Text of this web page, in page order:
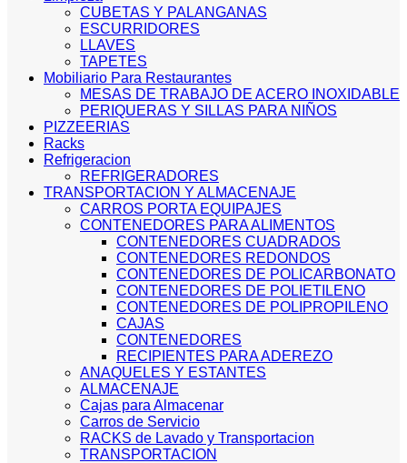
CUBETAS Y PALANGANAS
ESCURRIDORES
LLAVES
TAPETES
Mobiliario Para Restaurantes
MESAS DE TRABAJO DE ACERO INOXIDABLE
PERIQUERAS Y SILLAS PARA NIÑOS
PIZZEERIAS
Racks
Refrigeracion
REFRIGERADORES
TRANSPORTACION Y ALMACENAJE
CARROS PORTA EQUIPAJES
CONTENEDORES PARA ALIMENTOS
CONTENEDORES CUADRADOS
CONTENEDORES REDONDOS
CONTENEDORES DE POLICARBONATO
CONTENEDORES DE POLIETILENO
CONTENEDORES DE POLIPROPILENO
CAJAS
CONTENEDORES
RECIPIENTES PARA ADEREZO
ANAQUELES Y ESTANTES
ALMACENAJE
Cajas para Almacenar
Carros de Servicio
RACKS de Lavado y Transportacion
TRANSPORTACION